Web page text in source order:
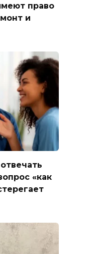
право
и
«как